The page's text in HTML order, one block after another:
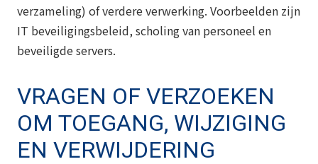
verzameling) of verdere verwerking. Voorbeelden zijn
IT beveiligingsbeleid, scholing van personeel en
beveiligde servers.
VRAGEN OF VERZOEKEN
OM TOEGANG, WIJZIGING
EN VERWIJDERING